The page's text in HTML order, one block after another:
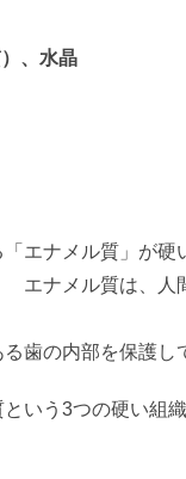
、水晶
エナメル質」が硬
身体の中
という半
歯の内部を保護し
いう3つの硬い組